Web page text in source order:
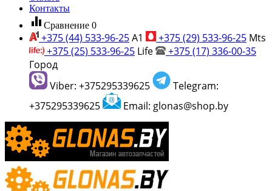
Контакты
equalizer Сравнение 0
+375 (44) 533-96-25A1 +375 (29) 533-96-25 Mts
+375 (25) 533-96-25 Life
+375 (17) 336-00-35
Город
Viber: +375295339625
Telegram:
+375295339625
Email: glonas@shop.by